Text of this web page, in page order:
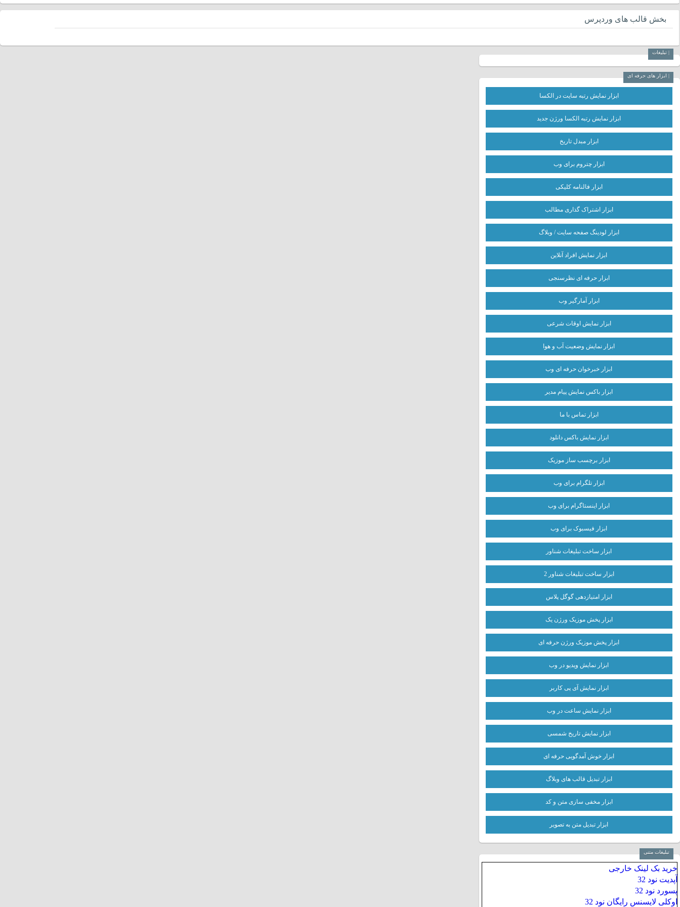
بخش قالب های وردپرس
| تبلیغات
| ابزار های حرفه ای
ابزار نمایش رتبه سایت در الکسا
ابزار نمایش رتبه الکسا ورژن جدید
ابزار مبدل تاریخ
ابزار چتروم برای وب
ابزار فالنامه کلیکی
ابزار اشتراک گذاری مطالب
ابزار لودینگ صفحه سایت / وبلاگ
ابزار نمایش افراد آنلاین
ابزار حرفه ای نظرسنجی
ابزار آمارگیر وب
ابزار نمایش اوقات شرعی
ابزار نمایش وضعیت آب و هوا
ابزار خبرخوان حرفه ای وب
ابزار باکس نمایش پیام مدیر
ابزار تماس با ما
ابزار نمایش باکس دانلود
ابزار برچسب ساز موزیک
ابزار تلگرام برای وب
ابزار اینستاگرام برای وب
ابزار فیسبوک برای وب
ابزار ساخت تبلیغات شناور
ابزار ساخت تبلیغات شناور 2
ابزار امتیازدهی گوگل پلاس
ابزار پخش موزیک ورژن یک
ابزار پخش موزیک ورژن حرفه ای
ابزار نمایش ویدیو در وب
ابزار نمایش آی پی کاربر
ابزار نمایش ساعت در وب
ابزار نمایش تاریخ شمسی
ابزار خوش آمدگویی حرفه ای
ابزار تبدیل قالب های وبلاگ
ابزار مخفی سازی متن و کد
ابزار تبدیل متن به تصویر
تبلیغات متنی
خرید بک لینک خارجی
آپدیت نود 32
پسورد نود 32
اوکلی لایسنس رایگان نود 32